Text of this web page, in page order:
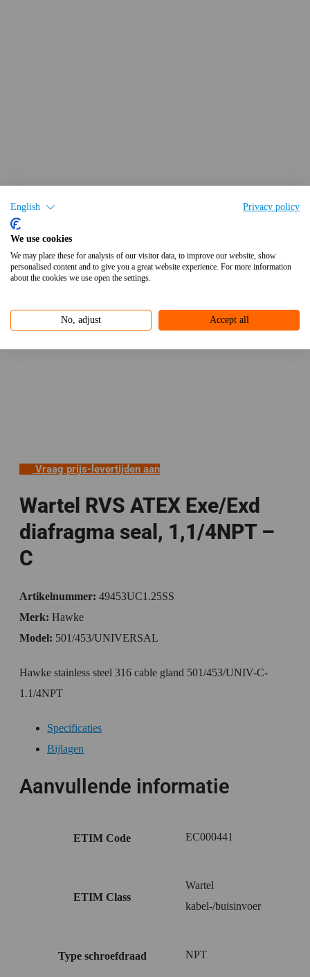
English Privacy policy
We use cookies
We may place these for analysis of our visitor data, to improve our website, show
personalised content and to give you a great website experience. For more information
about the cookies we use open the settings.
No, adjust Accept all
Vraag prijs-levertijden aan
Wartel RVS ATEX Exe/Exd
diafragma seal, 1,1/4NPT –
C
Artikelnummer: 49453UC1.25SS
Merk: Hawke
Model: 501/453/UNIVERSAL
Hawke stainless steel 316 cable gland 501/453/UNIV-C-
1.1/4NPT
Specificaties
Bijlagen
Aanvullende informatie
ETIM Code EC000441
ETIM Class
Wartel
kabel-/buisinvoer
Type schroefdraad NPT